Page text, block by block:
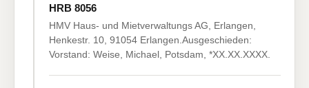
HRB 8056
HMV Haus- und Mietverwaltungs AG, Erlangen,
Henkestr. 10, 91054 Erlangen.Ausgeschieden:
Vorstand: Weise, Michael, Potsdam, *XX.XX.XXXX.